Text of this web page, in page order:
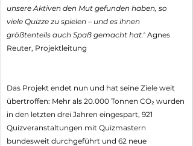
unsere Aktiven den Mut gefunden haben, so
viele Quizze zu spielen – und es ihnen
größtenteils auch Spaß gemacht hat." Agnes
Reuter, Projektleitung
Das Projekt endet nun und hat seine Ziele weit
übertroffen: Mehr als 20.000 Tonnen CO₂ wurden
in den letzten drei Jahren eingespart, 921
Quizveranstaltungen mit Quizmastern
bundesweit durchgeführt und 62 neue